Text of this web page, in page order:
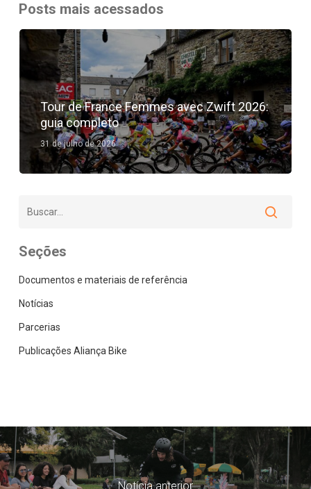
Posts mais acessados
Tour de France Femmes avec Zwift 2026:
guia completo
31 de julho de 2026
Seções
Documentos e materiais de referência
Notícias
Parcerias
Publicações Aliança Bike
Notícia anterior